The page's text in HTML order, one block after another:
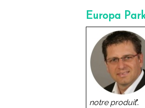
Europa
notre produit".